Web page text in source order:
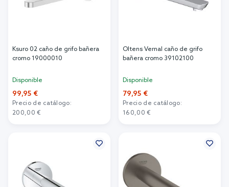
Ksuro 02 caño de grifo bañera
cromo 19000010
Disponible
99,95 €
Precio de catálogo:
200,00 €
Oltens Vernal caño de grifo
bañera cromo 39102100
Disponible
79,95 €
Precio de catálogo:
160,00 €